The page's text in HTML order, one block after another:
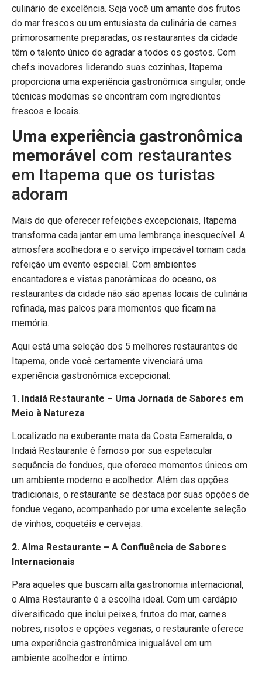
culinário de excelência. Seja você um amante dos frutos
do mar frescos ou um entusiasta da culinária de carnes
primorosamente preparadas, os restaurantes da cidade
têm o talento único de agradar a todos os gostos. Com
chefs inovadores liderando suas cozinhas, Itapema
proporciona uma experiência gastronômica singular, onde
técnicas modernas se encontram com ingredientes
frescos e locais.
Uma experiência gastronômica
memorável com restaurantes
em Itapema que os turistas
adoram
Mais do que oferecer refeições excepcionais, Itapema
transforma cada jantar em uma lembrança inesquecível. A
atmosfera acolhedora e o serviço impecável tornam cada
refeição um evento especial. Com ambientes
encantadores e vistas panorâmicas do oceano, os
restaurantes da cidade não são apenas locais de culinária
refinada, mas palcos para momentos que ficam na
memória.
Aqui está uma seleção dos 5 melhores restaurantes de
Itapema, onde você certamente vivenciará uma
experiência gastronômica excepcional:
1. Indaiá Restaurante – Uma Jornada de Sabores em
Meio à Natureza
Localizado na exuberante mata da Costa Esmeralda, o
Indaiá Restaurante é famoso por sua espetacular
sequência de fondues, que oferece momentos únicos em
um ambiente moderno e acolhedor. Além das opções
tradicionais, o restaurante se destaca por suas opções de
fondue vegano, acompanhado por uma excelente seleção
de vinhos, coquetéis e cervejas.
2. Alma Restaurante – A Confluência de Sabores
Internacionais
Para aqueles que buscam alta gastronomia internacional,
o Alma Restaurante é a escolha ideal. Com um cardápio
diversificado que inclui peixes, frutos do mar, carnes
nobres, risotos e opções veganas, o restaurante oferece
uma experiência gastronômica inigualável em um
ambiente acolhedor e íntimo.